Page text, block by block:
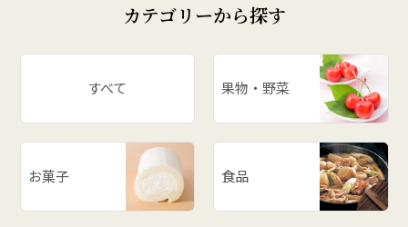
カテゴリーから探す
すべて 果物・野菜
お菓子 食品